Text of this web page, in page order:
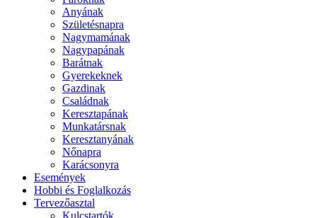
Anyának
Születésnapra
Nagymamának
Nagypapának
Barátnak
Gyerekeknek
Gazdinak
Családnak
Keresztapának
Munkatársnak
Keresztanyának
Nőnapra
Karácsonyra
Események
Hobbi és Foglalkozás
Tervezőasztal
Kulcstartók